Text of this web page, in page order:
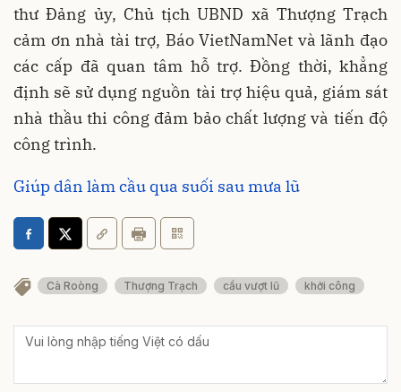
thư Đảng ủy, Chủ tịch UBND xã Thượng Trạch
cảm ơn nhà tài trợ, Báo VietNamNet và lãnh đạo
các cấp đã quan tâm hỗ trợ. Đồng thời, khẳng
định sẽ sử dụng nguồn tài trợ hiệu quả, giám sát
nhà thầu thi công đảm bảo chất lượng và tiến độ
công trình.
Giúp dân làm cầu qua suối sau mưa lũ
Cà Roòng Thượng Trạch cầu vượt lũ khởi công